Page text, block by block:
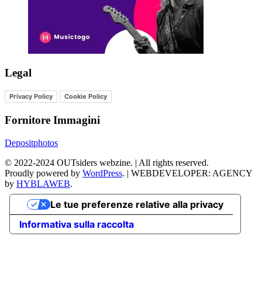
Legal
Privacy Policy Cookie Policy
Fornitore Immagini
Depositphotos
© 2022-2024 OUTsiders webzine. | All rights reserved.
Proudly powered by WordPress. | WEBDEVELOPER: AGENCY
by HYBLAWEB.
Informativa sulla raccolta
Le tue preferenze relative alla privacy